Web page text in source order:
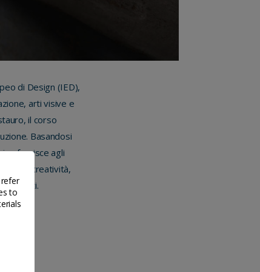
to
di Design (IED),
arti visive e
il corso
Basandosi
fornisce agli
creatività,
studenti.